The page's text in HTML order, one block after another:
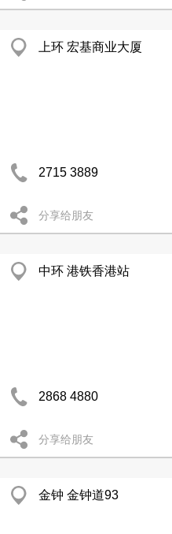
上环 宏基商业大厦
2715 3889
分享给朋友
中环 港铁香港站
2868 4880
分享给朋友
金钟 金钟道93